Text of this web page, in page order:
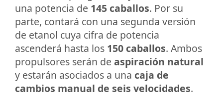
una potencia de 145 caballos. Por su
parte, contará con una segunda versión
de etanol cuya cifra de potencia
ascenderá hasta los 150 caballos. Ambos
propulsores serán de aspiración natural
y estarán asociados a una caja de
cambios manual de seis velocidades.